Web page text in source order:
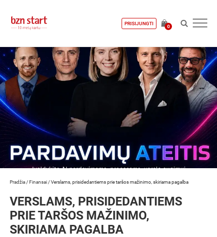
PRISIJUNGTI
0
Pradžia /Finansai /Verslams, prisidedantiems prie taršos mažinimo, skiriama pagalba
VERSLAMS, PRISIDEDANTIEMS
PRIE TARŠOS MAŽINIMO,
SKIRIAMA PAGALBA